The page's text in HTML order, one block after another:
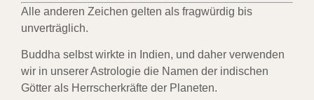
Alle anderen Zeichen gelten als fragwürdig bis
unverträglich.
Buddha selbst wirkte in Indien, und daher verwenden
wir in unserer Astrologie die Namen der indischen
Götter als Herrscherkräfte der Planeten.